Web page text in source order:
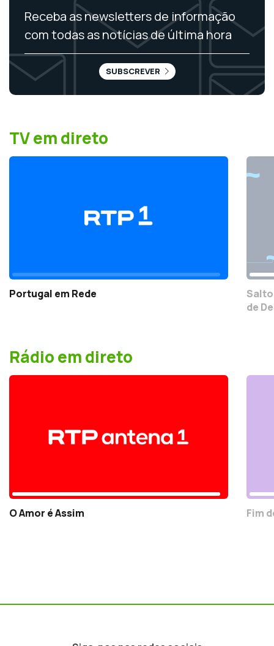
Receba as newsletters de informação
com todas as notícias de última hora
SUBSCREVER
TV em direto
Portugal em Rede
de
Rádio em direto
O Amor é Assim Fim